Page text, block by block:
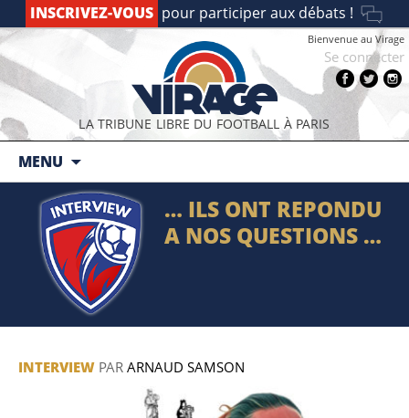
INSCRIVEZ-VOUS pour participer aux débats !
LA TRIBUNE LIBRE DU FOOTBALL À PARIS
Bienvenue au Virage
Se connecter
MENU
Aller au contenu principal
… ILS ONT REPONDU
A NOS QUESTIONS …
INTERVIEW PAR ARNAUD SAMSON